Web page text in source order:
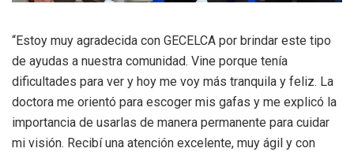
“Estoy muy agradecida con GECELCA por brindar este tipo
de ayudas a nuestra comunidad. Vine porque tenía
dificultades para ver y hoy me voy más tranquila y feliz. La
doctora me orientó para escoger mis gafas y me explicó la
importancia de usarlas de manera permanente para cuidar
mi visión. Recibí una atención excelente, muy ágil y con